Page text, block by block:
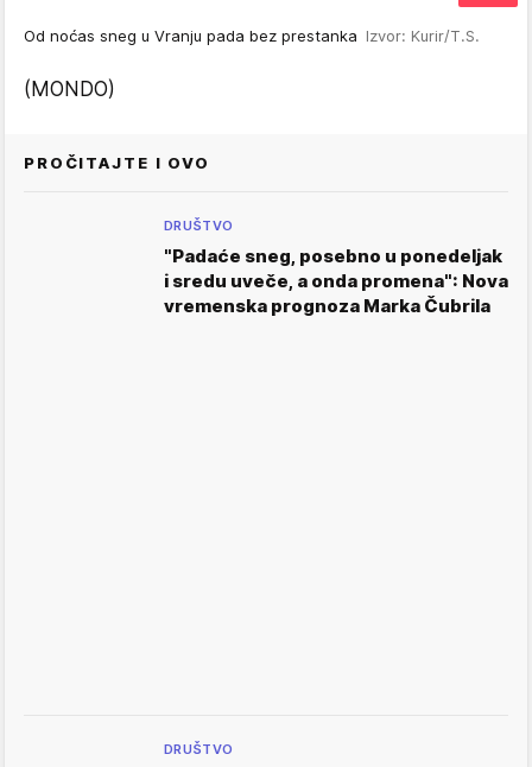
Od noćas sneg u Vranju pada bez prestanka Izvor: Kurir/T.S.
(MONDO)
PROČITAJTE I OVO
DRUŠTVO
"Padaće sneg, posebno u ponedeljak
i sredu uveče, a onda promena": Nova
vremenska prognoza Marka Čubrila
DRUŠTVO